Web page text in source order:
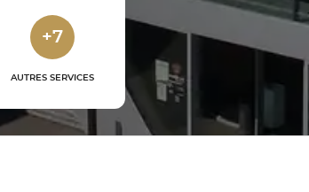
+7
AUTRES SERVICES